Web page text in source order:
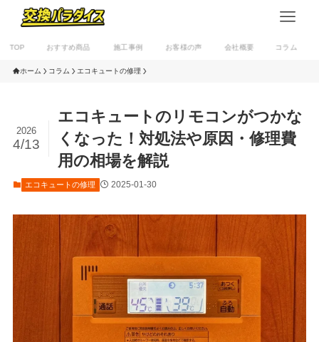
TOP おすすめ商品 施工事例 お客様の声 会社概要 コラム
ホーム コラム エコキュートの修理
エコキュートのリモコンがつかな
くなった！対処法や原因・修理費
用の相場を解説
2026
4/13
エコキュートの修理 2025-01-30